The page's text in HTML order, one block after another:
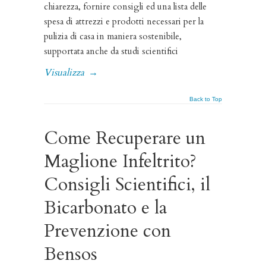
chiarezza, fornire consigli ed una lista delle
spesa di attrezzi e prodotti necessari per la
pulizia di casa in maniera sostenibile,
supportata anche da studi scientifici
Visualizza →
Back to Top
Come Recuperare un
Maglione Infeltrito?
Consigli Scientifici, il
Bicarbonato e la
Prevenzione con
Bensos